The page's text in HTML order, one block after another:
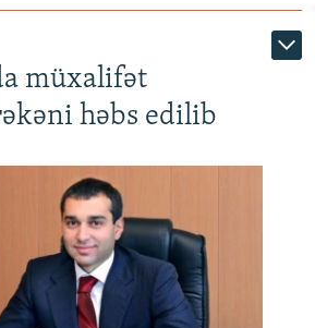
müxalifət
həbs edilib